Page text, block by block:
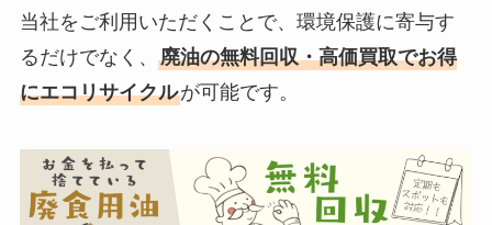
当社をご利用いただくことで、環境保護に寄与す
るだけでなく、 廃油の無料回収・高価買取でお得
にエコリサイクルが可能です。